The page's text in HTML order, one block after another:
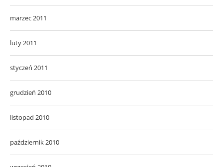
marzec 2011
luty 2011
styczeń 2011
grudzień 2010
listopad 2010
październik 2010